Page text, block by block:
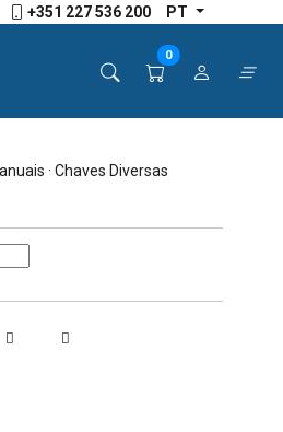
+351 227 536 200 PT
0
· Chaves Diversas